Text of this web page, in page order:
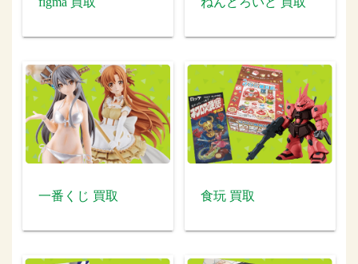
一番くじ 買取 食玩 買取